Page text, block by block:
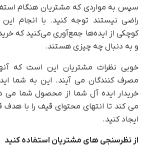
سپس به مواردی که مشتریان هنگام
راضی نیستند توجه کنید. با انجام
کوچکی از ایده‌ها جمع‌آوری می‌کنید که
و به دنبال چه چیزی هستند.
خوبی نظرات مشتریان این است که
مصرف کنندگان می آیند. این به شما
خریدار ایده آل شما از محصول شما
می کند تا انتهای محتوای قیف را با هدف
ایجاد کنید.
از نظرسنجی های مشتریان استفاده کنید